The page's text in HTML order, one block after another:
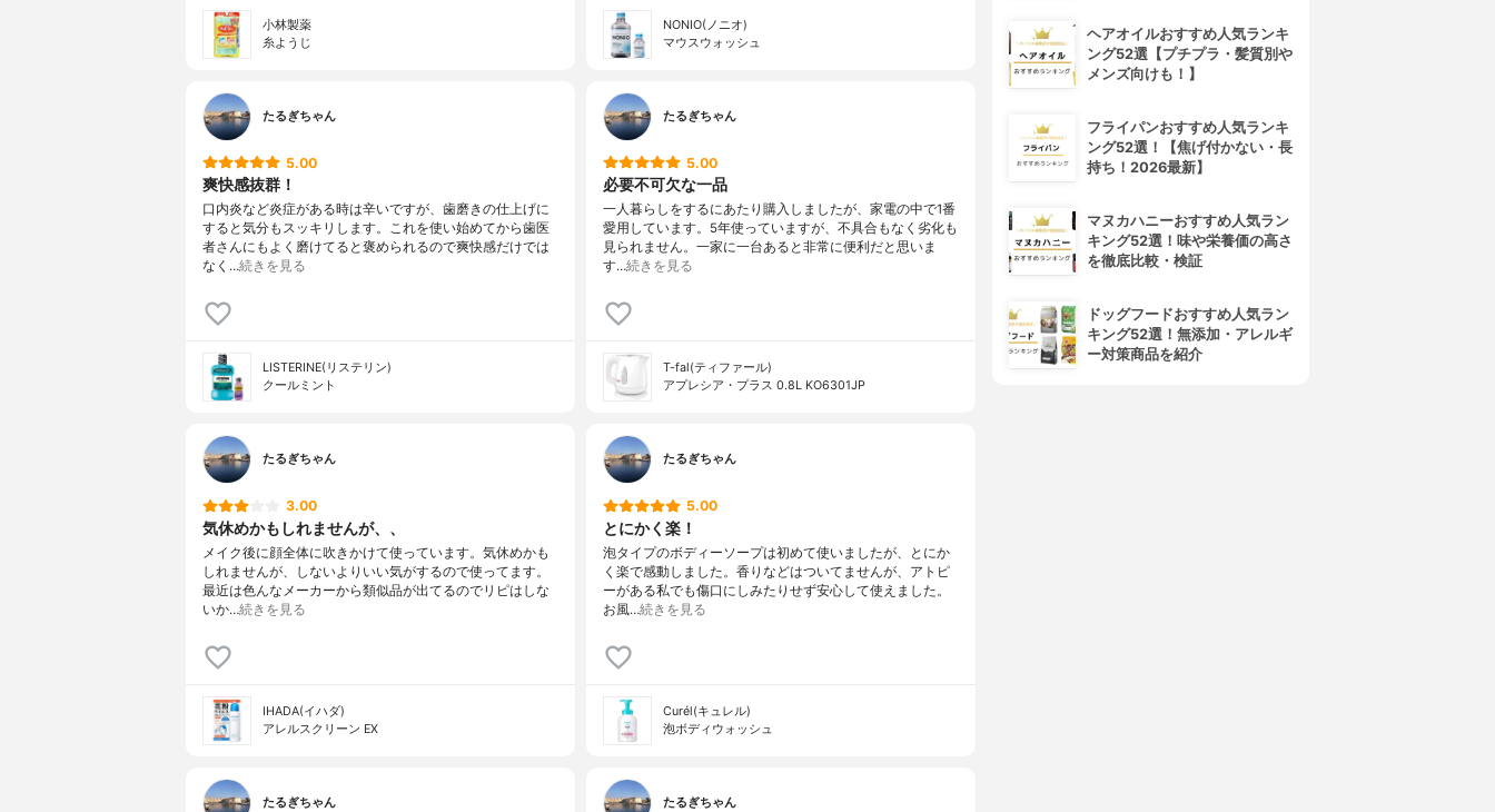
小林製薬
糸ようじ
NONIO(ノニオ)
マウスウォッシュ
たるぎちゃん
5.00
爽快感抜群！
口内炎など炎症がある時は辛いですが、歯磨きの仕上げに
すると気分もスッキリします。これを使い始めてから歯医
者さんにもよく磨けてると褒められるので爽快感だけでは
なく…続きを見る
LISTERINE(リステリン)
クールミント
たるぎちゃん
5.00
必要不可欠な一品
一人暮らしをするにあたり購入しましたが、家電の中で1番
愛用しています。5年使っていますが、不具合もなく劣化も
見られません。一家に一台あると非常に便利だと思いま
す…続きを見る
T-fal(ティファール)
アプレシア・プラス 0.8L KO6301JP
たるぎちゃん
3.00
気休めかもしれませんが、、
メイク後に顔全体に吹きかけて使っています。気休めかも
しれませんが、しないよりいい気がするので使ってます。
最近は色んなメーカーから類似品が出てるのでリピはしな
いか…続きを見る
IHADA(イハダ)
アレルスクリーン EX
たるぎちゃん
5.00
とにかく楽！
泡タイプのボディーソープは初めて使いましたが、とにか
く楽で感動しました。香りなどはついてませんが、アトピ
ーがある私でも傷口にしみたりせず安心して使えました。
お風…続きを見る
Curél(キュレル)
泡ボディウォッシュ
たるぎちゃん たるぎちゃん
ヘアオイルおすすめ人気ランキ
ング52選【プチプラ・髪質別や
メンズ向けも！】
フライパンおすすめ人気ランキ
ング52選！【焦げ付かない・長
持ち！2026最新】
マヌカハニーおすすめ人気ラン
キング52選！味や栄養価の高さ
を徹底比較・検証
ドッグフードおすすめ人気ラン
キング52選！無添加・アレルギ
ー対策商品を紹介